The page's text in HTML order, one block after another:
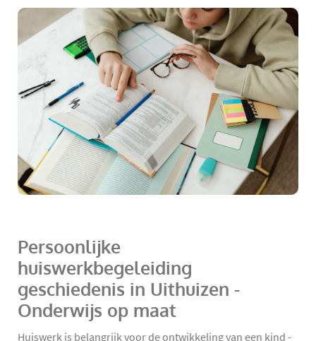
Persoonlijke
huiswerkbegeleiding
geschiedenis in Uithuizen -
Onderwijs op maat
Huiswerk is belangrijk voor de ontwikkeling van een kind -